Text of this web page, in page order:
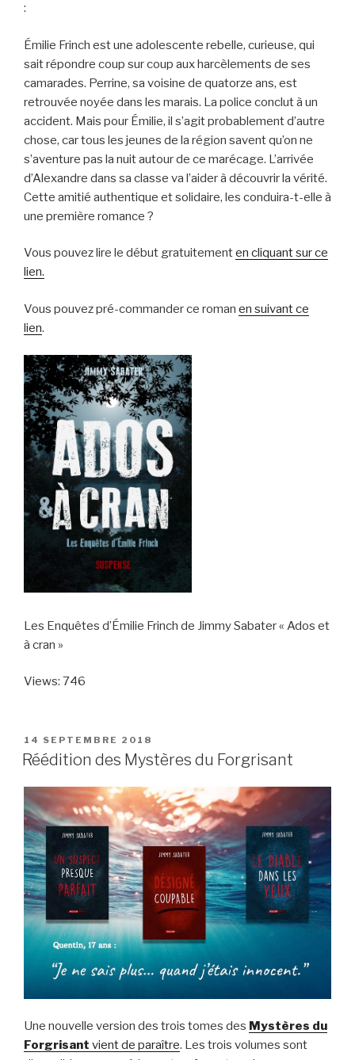
:
Émilie Frinch est une adolescente rebelle, curieuse, qui
sait répondre coup sur coup aux harcèlements de ses
camarades. Perrine, sa voisine de quatorze ans, est
retrouvée noyée dans les marais. La police conclut à un
accident. Mais pour Émilie, il s’agit probablement d’autre
chose, car tous les jeunes de la région savent qu’on ne
s’aventure pas la nuit autour de ce marécage. L’arrivée
d’Alexandre dans sa classe va l’aider à découvrir la vérité.
Cette amitié authentique et solidaire, les conduira-t-elle à
une première romance ?
Vous pouvez lire le début gratuitementen cliquant sur ce
lien.
Vous pouvez pré-commander ce roman en suivant ce
lien.
Les Enquêtes d’Émilie Frinch de Jimmy Sabater « Ados et
à cran »
Views: 746
PUBLIÉ
LE
14 SEPTEMBRE 2018
Réédition des Mystères du Forgrisant
Une nouvelle version des trois tomes des Mystères du
Forgrisant vient de paraître. Les trois volumes sont